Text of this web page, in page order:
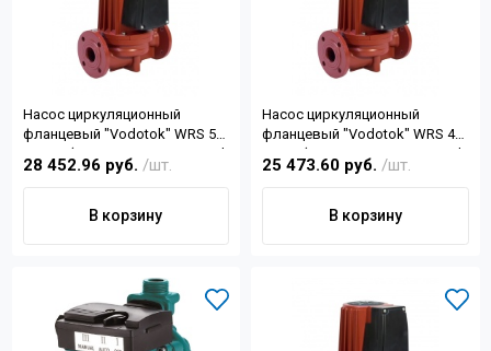
Насос циркуляционный
фланцевый "Vodotok" WRS 50-
1100-F (1.1кВт,16,8м3/ч,Н-14, d
отв.2",dфланца 136)
28 452.96 руб. /шт.
В корзину
Насос циркуляционный
фланцевый "Vodotok" WRS 40-
750-F, (0,75кВт, 12м3/ч, Н-16, d
отв.1 1/2")
25 473.60 руб. /шт.
В корзину